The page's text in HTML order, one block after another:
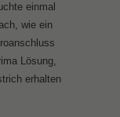
einmal
wie ein
Lösung,
erhalten